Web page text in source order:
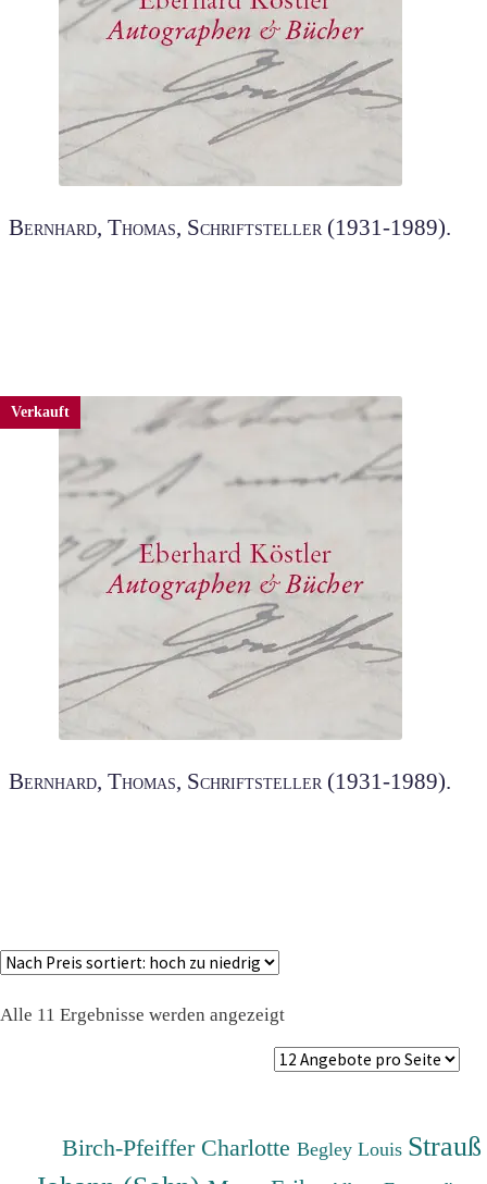
Bernhard, Thomas, Schriftsteller (1931-1989).
Verkauft
Bernhard, Thomas, Schriftsteller (1931-1989).
Alle 11 Ergebnisse werden angezeigtNach
sortiert:
Birch-Pfeiffer CharlotteBegley Louis Strauß